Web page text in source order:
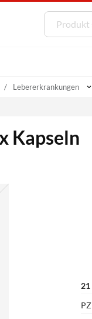
Lebererkrankungen
Kapseln